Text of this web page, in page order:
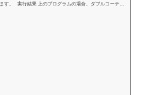
す。 実行結果 上のプログラムの場合、ダブルコーテー